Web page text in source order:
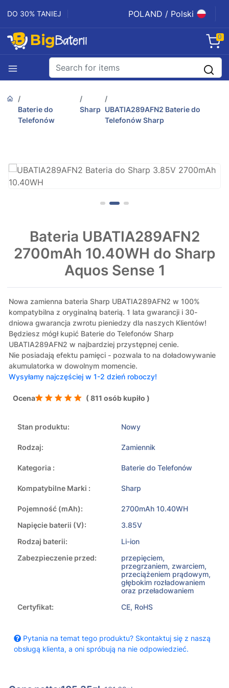
DO 30% TANIEJ POLAND / Polski
0
Baterie do
Telefonów
Sharp UBATIA289AFN2 Baterie do
Telefonów Sharp
Bateria UBATIA289AFN2
2700mAh 10.40WH do Sharp
Aquos Sense 1
Nowa zamienna bateria Sharp UBATIA289AFN2 w 100%
kompatybilna z oryginalną baterią. 1 lata gwarancji i 30-
dniowa gwarancja zwrotu pieniedzy dla naszych Klientów!
Będziesz mógł kupić Baterie do Telefonów Sharp
UBATIA289AFN2 w najbardziej przystępnej cenie.
Nie posiadają efektu pamięci - pozwala to na doładowywanie
akumulatorka w dowolnym momencie.
Wysyłamy najczęściej w 1-2 dzień roboczy!
Ocena ( 811 osób kupiło )
Stan produktu: Nowy
Rodzaj: Zamiennik
Kategoria : Baterie do Telefonów
Kompatybilne Marki : Sharp
Pojemność (mAh):
2700mAh 10.40WH
Napięcie baterii (V):
3.85V
Rodzaj baterii:
Li-ion
Zabezpieczenie przed:
przepięciem,
przegrzaniem, zwarciem,
przeciążeniem prądowym,
głębokim rozładowaniem
oraz przeładowaniem
Certyfikat:
CE, RoHS
Pytania na temat tego produktu? Skontaktuj się z naszą
obsługą klienta, a oni spróbują na nie odpowiedzieć.